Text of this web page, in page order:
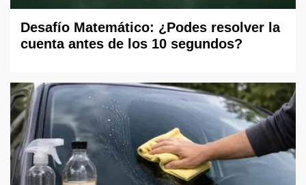
Desafío Matemático: ¿Podes resolver la
cuenta antes de los 10 segundos?